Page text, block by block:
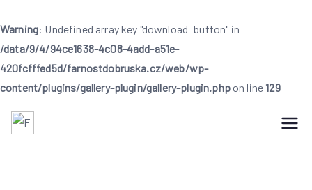
Warning: Undefined array key "download_button" in
/data/9/4/94ce1638-4c08-4add-a51e-
420fcfffed5d/farnostdobruska.cz/web/wp-
content/plugins/gallery-plugin/gallery-plugin.phpon line 129